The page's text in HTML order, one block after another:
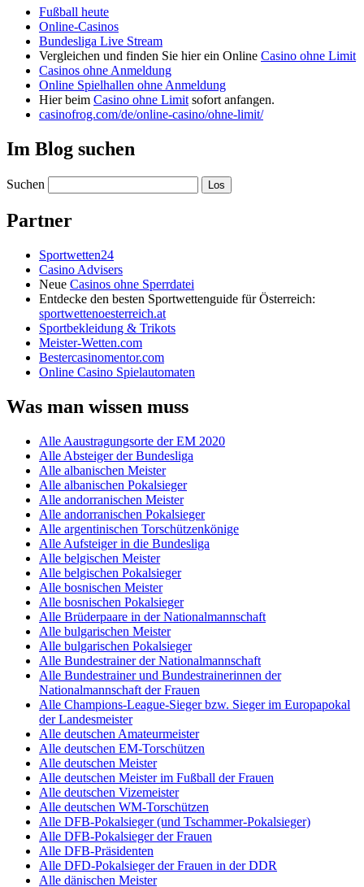
Fußball heute
Online-Casinos
Bundesliga Live Stream
Vergleichen und finden Sie hier ein Online Casino ohne Limit
Casinos ohne Anmeldung
Online Spielhallen ohne Anmeldung
Hier beim Casino ohne Limitsofort anfangen.
casinofrog.com/de/online-casino/ohne-limit/
Im Blog suchen
Suchen
Partner
Sportwetten24
Casino Advisers
Neue Casinos ohne Sperrdatei
Entdecke den besten Sportwettenguide für Österreich:
sportwettenoesterreich.at
Sportbekleidung & Trikots
Meister-Wetten.com
Bestercasinomentor.com
Online Casino Spielautomaten
Was man wissen muss
Alle Aaustragungsorte der EM 2020
Alle Absteiger der Bundesliga
Alle albanischen Meister
Alle albanischen Pokalsieger
Alle andorranischen Meister
Alle andorranischen Pokalsieger
Alle argentinischen Torschützenkönige
Alle Aufsteiger in die Bundesliga
Alle belgischen Meister
Alle belgischen Pokalsieger
Alle bosnischen Meister
Alle bosnischen Pokalsieger
Alle Brüderpaare in der Nationalmannschaft
Alle bulgarischen Meister
Alle bulgarischen Pokalsieger
Alle Bundestrainer der Nationalmannschaft
Alle Bundestrainer und Bundestrainerinnen der
Nationalmannschaft der Frauen
Alle Champions-League-Sieger bzw. Sieger im Europapokal
der Landesmeister
Alle deutschen Amateurmeister
Alle deutschen EM-Torschützen
Alle deutschen Meister
Alle deutschen Meister im Fußball der Frauen
Alle deutschen Vizemeister
Alle deutschen WM-Torschützen
Alle DFB-Pokalsieger (und Tschammer-Pokalsieger)
Alle DFB-Pokalsieger der Frauen
Alle DFB-Präsidenten
Alle DFD-Pokalsieger der Frauen in der DDR
Alle dänischen Meister